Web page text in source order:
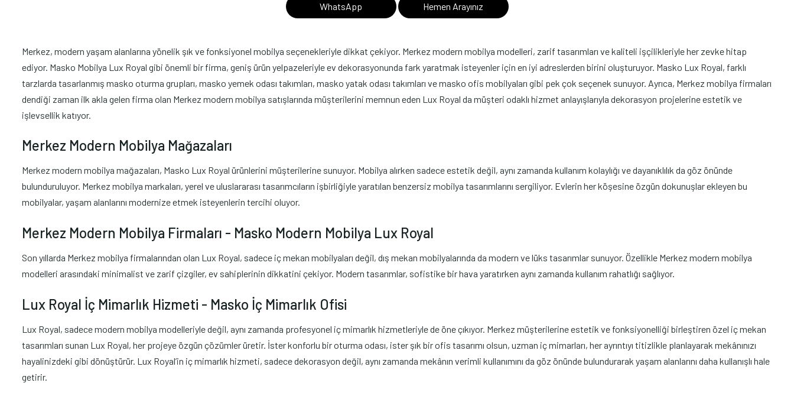
WhatsApp Hemen Arayınız
Merkez, modern yaşam alanlarına yönelik şık ve fonksiyonel mobilya seçenekleriyle dikkat çekiyor. Merkez modern mobilya modelleri, zarif tasarımları ve kaliteli işçilikleriyle her zevke hitap
ediyor. Masko Mobilya Lux Royal gibi önemli bir firma, geniş ürün yelpazeleriyle ev dekorasyonunda fark yaratmak isteyenler için en iyi adreslerden birini oluşturuyor. Masko Lux Royal, farklı
tarzlarda tasarlanmış masko oturma grupları, masko yemek odası takımları, masko yatak odası takımları ve masko ofis mobilyaları gibi pek çok seçenek sunuyor. Ayrıca, Merkez mobilya firmaları
dendiği zaman ilk akla gelen firma olan Merkez modern mobilya satışlarında müşterilerini memnun eden Lux Royal da müşteri odaklı hizmet anlayışlarıyla dekorasyon projelerine estetik ve
işlevsellik katıyor.
Merkez Modern Mobilya Mağazaları
Merkez modern mobilya mağazaları, Masko Lux Royal ürünlerini müşterilerine sunuyor. Mobilya alırken sadece estetik değil, aynı zamanda kullanım kolaylığı ve dayanıklılık da göz önünde
bulunduruluyor. Merkez mobilya markaları, yerel ve uluslararası tasarımcıların işbirliğiyle yaratılan benzersiz mobilya tasarımlarını sergiliyor. Evlerin her köşesine özgün dokunuşlar ekleyen bu
mobilyalar, yaşam alanlarını modernize etmek isteyenlerin tercihi oluyor.
Merkez Modern Mobilya Firmaları - Masko Modern Mobilya Lux Royal
Son yıllarda Merkez mobilya firmalarından olan Lux Royal, sadece iç mekan mobilyaları değil, dış mekan mobilyalarında da modern ve lüks tasarımlar sunuyor. Özellikle Merkez modern mobilya
modelleri arasındaki minimalist ve zarif çizgiler, ev sahiplerinin dikkatini çekiyor. Modern tasarımlar, sofistike bir hava yaratırken aynı zamanda kullanım rahatlığı sağlıyor.
Lux Royal İç Mimarlık Hizmeti - Masko İç Mimarlık Ofisi
Lux Royal, sadece modern mobilya modelleriyle değil, aynı zamanda profesyonel iç mimarlık hizmetleriyle de öne çıkıyor. Merkez müşterilerine estetik ve fonksiyonelliği birleştiren özel iç mekan
tasarımları sunan Lux Royal, her projeye özgün çözümler üretir. İster konforlu bir oturma odası, ister şık bir ofis tasarımı olsun, uzman iç mimarları, her ayrıntıyı titizlikle planlayarak mekânınızı
hayalinizdeki gibi dönüştürür. Lux Royal’in iç mimarlık hizmeti, sadece dekorasyon değil, aynı zamanda mekânın verimli kullanımını da göz önünde bulundurarak yaşam alanlarını daha kullanışlı hale
getirir.